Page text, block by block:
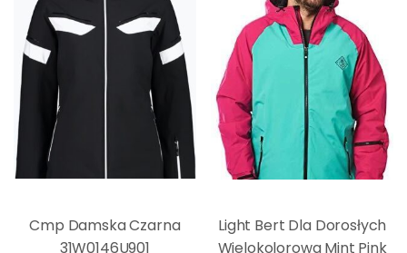
Cmp Damska Czarna
31W0146U901
Light Bert Dla Dorosłych
Wielokolorowa Mint Pink